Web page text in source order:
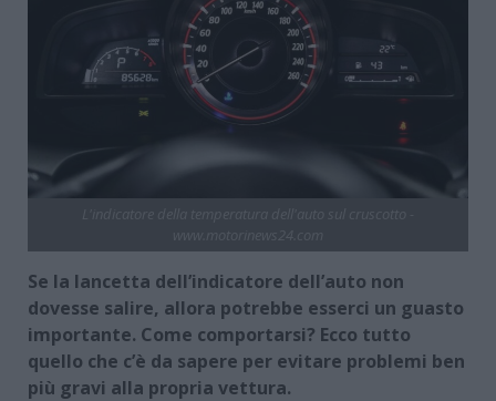
Se la lancetta dell’indicatore dell’auto non
dovesse salire, allora potrebbe esserci un guasto
importante. Come comportarsi? Ecco tutto
quello che c’è da sapere per evitare problemi ben
più gravi alla propria vettura.